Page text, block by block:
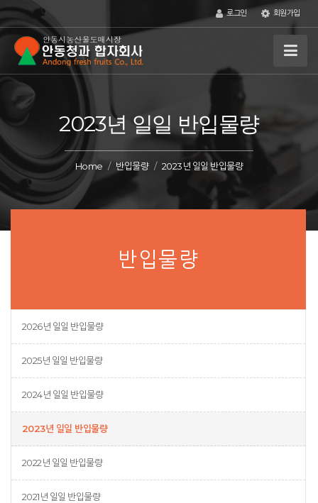
로그인 회원가입
2023년 일일 반입물량
Home 반입물량 2023년 일일 반입물량
반입물량
2026년 일일 반입물량
2025년 일일 반입물량
2024년 일일 반입물량
2023년 일일 반입물량
2022년 일일 반입물량
2021년 일일 반입물량